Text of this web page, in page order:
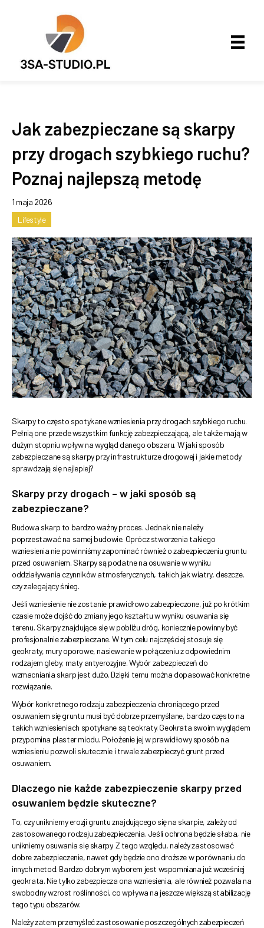
Jak zabezpieczane są skarpy
przy drogach szybkiego ruchu?
Poznaj najlepszą metodę
1 maja 2026
Lifestyle
Skarpy to często spotykane wzniesienia przy drogach szybkiego ruchu.
Pełnią one przede wszystkim funkcję zabezpieczającą, ale także mają w
dużym stopniu wpływ na wygląd danego obszaru. W jaki sposób
zabezpieczane są skarpy przy infrastrukturze drogowej i jakie metody
sprawdzają się najlepiej?
Skarpy przy drogach – w jaki sposób są
zabezpieczane?
Budowa skarp to bardzo ważny proces. Jednak nie należy
poprzestawać na samej budowie. Oprócz stworzenia takiego
wzniesienia nie powinniśmy zapominać również o zabezpieczeniu gruntu
przed osuwaniem. Skarpy są podatne na osuwanie w wyniku
oddziaływania czynników atmosferycznych, takich jak wiatry, deszcze,
czy zalegający śnieg.
Jeśli wzniesienie nie zostanie prawidłowo zabezpieczone, już po krótkim
czasie może dojść do zmiany jego kształtu w wyniku osuwania się
terenu. Skarpy znajdujące się w pobliżu dróg, koniecznie powinny być
profesjonalnie zabezpieczane. W tym celu najczęściej stosuje się
geokraty, mury oporowe, nasiewanie w połączeniu z odpowiednim
rodzajem gleby, maty antyerozyjne. Wybór zabezpieczeń do
wzmacniania skarp jest dużo. Dzięki temu można dopasować konkretne
rozwiązanie.
Wybór konkretnego rodzaju zabezpieczenia chroniącego przed
osuwaniem się gruntu musi być dobrze przemyślane, bardzo często na
takich wzniesieniach spotykane są teokraty. Geokrata swoim wyglądem
przypomina plaster miodu. Położenie jej w prawidłowy sposób na
wzniesieniu pozwoli skutecznie i trwale zabezpieczyć grunt przed
osuwaniem.
Dlaczego nie każde zabezpieczenie skarpy przed
osuwaniem będzie skuteczne?
To, czy unikniemy erozji gruntu znajdującego się na skarpie, zależy od
zastosowanego rodzaju zabezpieczenia. Jeśli ochrona będzie słaba, nie
unikniemy osuwania się skarpy. Z tego względu, należy zastosować
dobre zabezpieczenie, nawet gdy będzie ono droższe w porównaniu do
innych metod. Bardzo dobrym wyborem jest wspomniana już wcześniej
geokrata. Nie tylko zabezpiecza ona wzniesienia, ale również pozwala na
swobodny wzrost roślinności, co wpływa na jeszcze większą stabilizację
tego typu obszarów.
Należy zatem przemyśleć zastosowanie poszczególnych zabezpieczeń